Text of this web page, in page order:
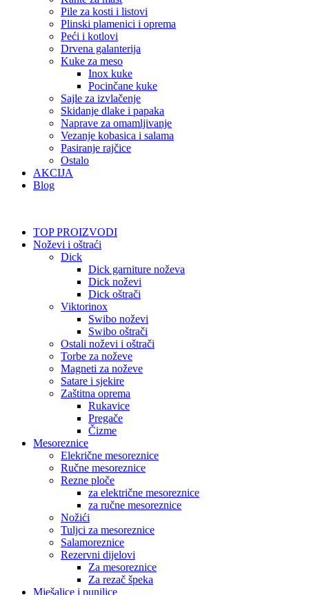
Pile za kosti i listovi
Plinski plamenici i oprema
Peći i kotlovi
Drvena galanterija
Kuke za meso
Inox kuke
Pocinčane kuke
Sajle za izvlačenje
Skidanje dlake i papaka
Naprave za omamljivanje
Vezanje kobasica i salama
Pasiranje rajčice
Ostalo
AKCIJA
Blog
TOP PROIZVODI
Noževi i oštraći
Dick
Dick garniture noževa
Dick noževi
Dick oštrači
Viktorinox
Swibo noževi
Swibo oštrači
Ostali noževi i oštrači
Torbe za noževe
Magneti za noževe
Satare i sjekire
Zaštitna oprema
Rukavice
Pregače
Čizme
Mesoreznice
Elekrične mesoreznice
Ručne mesoreznice
Rezne ploče
za električne mesoreznice
za ručne mesoreznice
Nožići
Tuljci za mesoreznice
Salamoreznice
Rezervni dijelovi
Za mesoreznice
Za rezač špeka
Mješalice i punilice